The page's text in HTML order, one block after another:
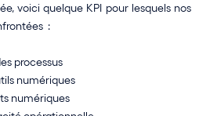
voici quelque KPI pour lesquels nos
:
processus
numériques
numériques